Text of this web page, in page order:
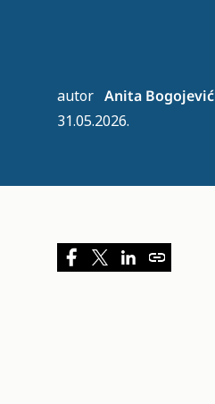
autor Anita Bogojević
31.05.2026.